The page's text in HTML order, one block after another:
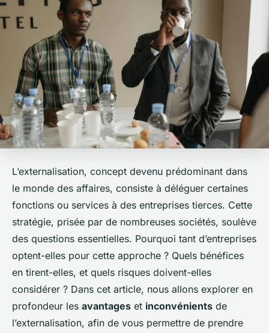
L’externalisation, concept devenu prédominant dans
le monde des affaires, consiste à déléguer certaines
fonctions ou services à des entreprises tierces. Cette
stratégie, prisée par de nombreuses sociétés, soulève
des questions essentielles. Pourquoi tant d’entreprises
optent-elles pour cette approche ? Quels bénéfices
en tirent-elles, et quels risques doivent-elles
considérer ? Dans cet article, nous allons explorer en
profondeur les avantages et inconvénients de
l’externalisation, afin de vous permettre de prendre